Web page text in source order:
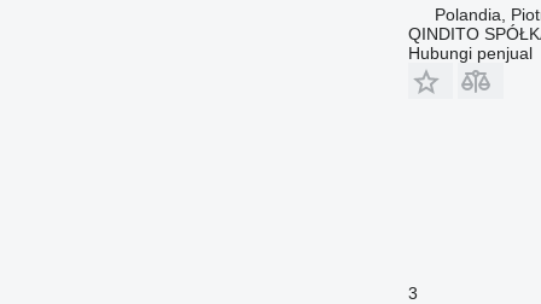
Polandia,
QINDITO
Hubungi penjual
3